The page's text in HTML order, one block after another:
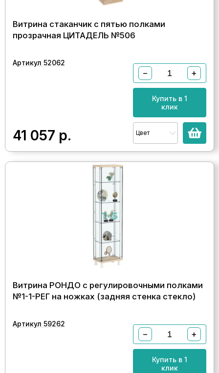
Витрина стаканчик с пятью полками
прозрачная ЦИТАДЕЛЬ №506
Артикул 52062
41 057 р.
− +
Купить в 1
клик
Цвет
Витрина РОНДО с регулировочными полками
№1-1-РЕГ на ножках (задняя стенка стекло)
Артикул 59262
− +
Купить в 1
клик